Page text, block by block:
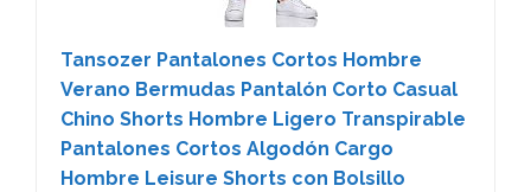
Tansozer Pantalones Cortos Hombre
Verano Bermudas Pantalón Corto Casual
Chino Shorts Hombre Ligero Transpirable
Pantalones Cortos Algodón Cargo
Hombre Leisure Shorts con Bolsillo